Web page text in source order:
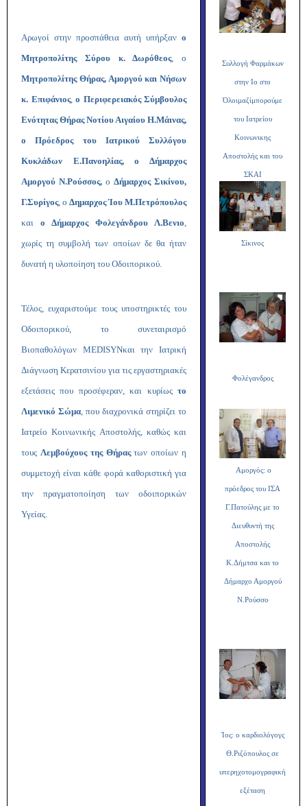
Αρωγοί στην προσπάθεια αυτή υπήρξαν ο
Μητροπολίτης Σύρου κ. Δωρόθεος, ο
Μητροπολίτης Θήρας, Αμοργού και Νήσων
κ. Επιφάνιος, ο Περιφερειακός Σύμβουλος
Ενότητας Θήρας Νοτίου Αιγαίου Η.Μάινας,
ο Πρόεδρος του Ιατρικού Συλλόγου
Κυκλάδων Ε.Πανοηλίας,
ο Δήμαρχος
Αμοργού Ν.Ρούσσος, ο Δήμαρχος Σικίνου,
Γ.Συρίγος, ο Δημαρχος Ίου Μ.Πετρόπουλος
και ο Δήμαρχος Φολεγάνδρου Λ.Βενιο,
χωρίς τη συμβολή των οποίων δε θα ήταν
δυνατή η υλοποίηση του Οδοιπορικού.
Τέλος, ευχαριστούμε τους υποστηρικτές του
Οδοιπορικού, το συνεταιρισμό
Βιοπαθολόγων MEDISYNκαι την Ιατρική
Διάγνωση Κερατσινίου για τις εργαστηριακές
εξετάσεις που προσέφεραν, και κυρίως το
Λιμενικό Σώμα, που διαχρονικά στηρίζει το
Ιατρείο Κοινωνικής Αποστολής, καθώς και
τους Λεμβούχους της Θήραςτων οποίων η
συμμετοχή είναι κάθε φορά καθοριστική για
την πραγματοποίηση των οδοιπορικών
Υγείας.
Συλλογή Φαρμάκων
στην Ιο στο
Όλοιμαζίμπορούμε
του Ιατρείου
Κοινωνικης
Αποστολής και του
ΣΚΑΙ
Σίκινος
Φολέγανδρος
Αμοργός: ο
πρόεδρος του ΙΣΑ
Γ.Πατούλης με το
Διευθυντή της
Αποστολής
Κ.Δήμτσα και το
Δήμαρχο Αμοργού
Ν.Ρούσσο
Ίος: ο καρδιολόγογς
Θ.Ριζόπουλος σε
υπερηχοτομογραφική
εξέταση